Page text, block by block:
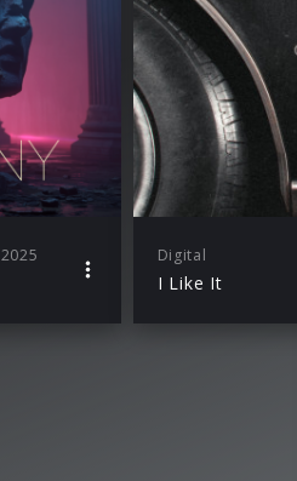
2025 Digital
I Like It